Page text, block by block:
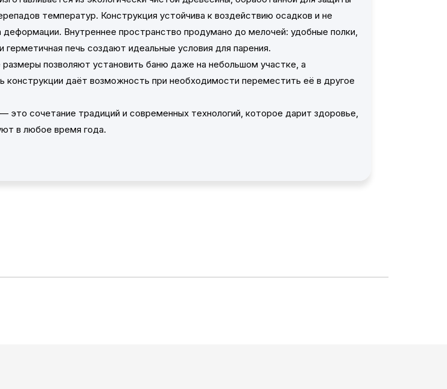
температур. Конструкция устойчива к воздействию осадков и не
Внутреннее пространство продумано до мелочей: удобные полки,
герметичная печь создают идеальные условия для парения.
позволяют установить баню даже на небольшом участке, а
конструкции даёт возможность при необходимости переместить её в другое
это сочетание традиций и современных технологий, которое дарит здоровье,
в любое время года.